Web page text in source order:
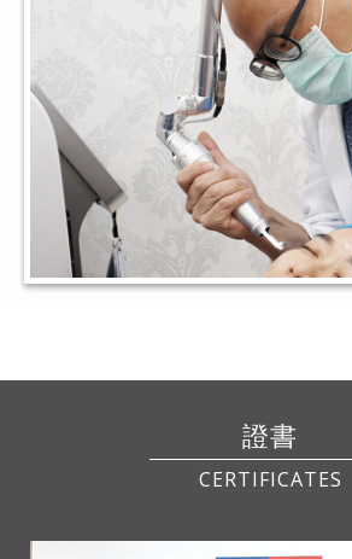
證書
CERTIFICATES